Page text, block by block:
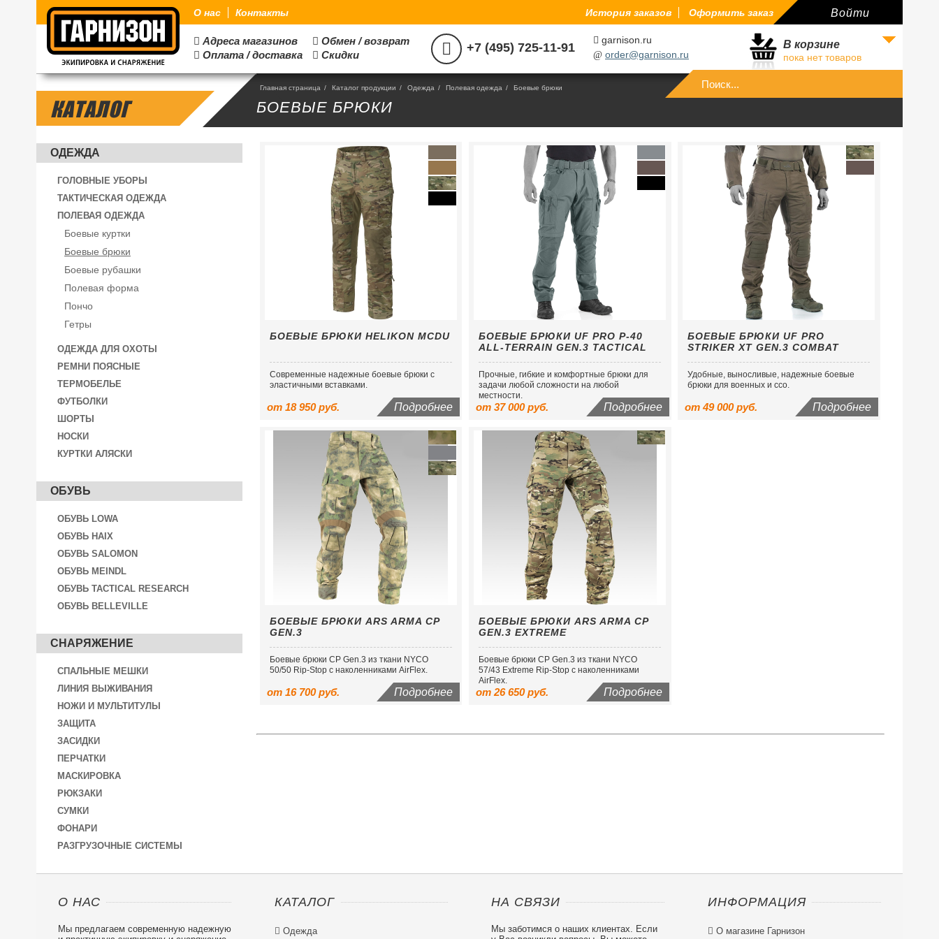
О нас Контакты Войти
История заказов Оформить заказ
 Адреса магазинов  Обмен / возврат
 Оплата / доставка  Скидки  +7 (495) 725-11-91
 garnison.ru
@ order@garnison.ru
В корзине
пока нет товаров
КАТАЛОГ
ОДЕЖДА
ГОЛОВНЫЕ УБОРЫ
ТАКТИЧЕСКАЯ ОДЕЖДА
ПОЛЕВАЯ ОДЕЖДА
Боевые куртки
Боевые брюки
Боевые рубашки
Полевая форма
Пончо
Гетры
ОДЕЖДА ДЛЯ ОХОТЫ
РЕМНИ ПОЯСНЫЕ
ТЕРМОБЕЛЬЕ
ФУТБОЛКИ
ШОРТЫ
НОСКИ
КУРТКИ АЛЯСКИ
ОБУВЬ
ОБУВЬ LOWA
ОБУВЬ HAIX
ОБУВЬ SALOMON
ОБУВЬ MEINDL
ОБУВЬ TACTICAL RESEARCH
ОБУВЬ BELLEVILLE
СНАРЯЖЕНИЕ
СПАЛЬНЫЕ МЕШКИ
ЛИНИЯ ВЫЖИВАНИЯ
НОЖИ И МУЛЬТИТУЛЫ
ЗАЩИТА
ЗАСИДКИ
ПЕРЧАТКИ
МАСКИРОВКА
РЮКЗАКИ
СУМКИ
ФОНАРИ
РАЗГРУЗОЧНЫЕ СИСТЕМЫ
Главная страница / Каталог продукции / Одежда / Полевая одежда / Боевые брюки
БОЕВЫЕ БРЮКИ
БОЕВЫЕ БРЮКИ HELIKON MCDU
Современные надежные боевые брюки с
эластичными вставками.
от 18 950 руб. Подробнее
БОЕВЫЕ БРЮКИ UF PRO P-40
ALL-TERRAIN GEN.3 TACTICAL
Прочные, гибкие и комфортные брюки для
задачи любой сложности на любой
местности.
от 37 000 руб. Подробнее
БОЕВЫЕ БРЮКИ UF PRO
STRIKER XT GEN.3 COMBAT
Удобные, выносливые, надежные боевые
брюки для военных и ссо.
от 49 000 руб. Подробнее
БОЕВЫЕ БРЮКИ ARS ARMA CP
GEN.3
Боевые брюки CP Gen.3 из ткани NYCO
50/50 Rip-Stop с наколенниками AirFlex.
от 16 700 руб. Подробнее
БОЕВЫЕ БРЮКИ ARS ARMA CP
GEN.3 EXTREME
Боевые брюки CP Gen.3 из ткани NYCO
57/43 Extreme Rip-Stop с наколенниками
AirFlex.
от 26 650 руб. Подробнее
О НАС
Мы предлагаем современную надежную
КАТАЛОГ
 Одежда
НА СВЯЗИ
Мы заботимся о наших клиентах. Если
ИНФОРМАЦИЯ
 О магазине Гарнизон